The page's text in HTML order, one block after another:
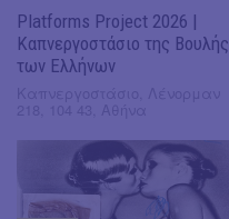
Platforms Project 2026 |
Καπνεργοστάσιο της Βουλής
των Ελλήνων